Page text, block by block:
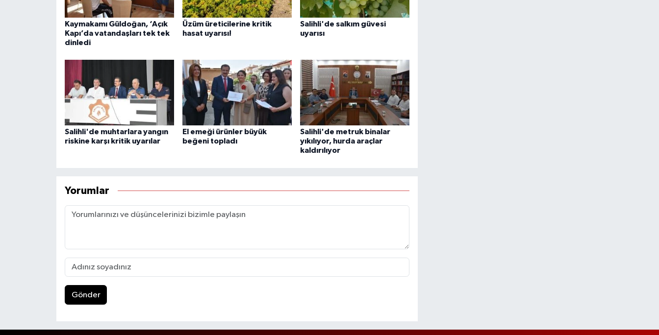
Kaymakamı Güldoğan, ‘Açık
Kapı’da vatandaşları tek tek
dinledi
Üzüm üreticilerine kritik
hasat uyarısı!
Salihli'de salkım güvesi
uyarısı
Salihli'de muhtarlara yangın
riskine karşı kritik uyarılar
El emeği ürünler büyük
beğeni topladı
Salihli'de metruk binalar
yıkılıyor, hurda araçlar
kaldırılıyor
Yorumlar
Gönder